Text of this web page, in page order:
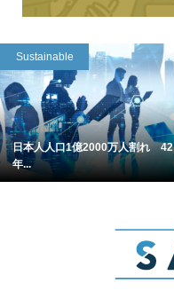
Sustainable
日本人人口1億2000万人割れ 42
年...